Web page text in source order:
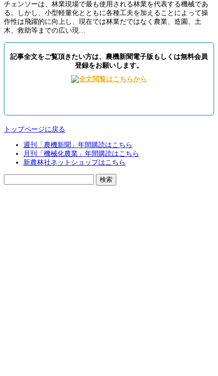
チェンソーは、林業現場で最も使用される林業を代表する機械であ
る。しかし、小型軽量化とともに各種工夫を加えることによって操
作性は飛躍的に向上し、現在では林業だではなく農業、造園、土
木、救助等までの広い現…
記事全文をご覧頂きたい方は、農機新聞電子版もしくは無料会員
登録をお願いします。
トップページに戻る
週刊「農機新聞」年間購読はこちら
月刊「機械化農業」年間購読はこちら
新農林社ネットショップはこちら
索: